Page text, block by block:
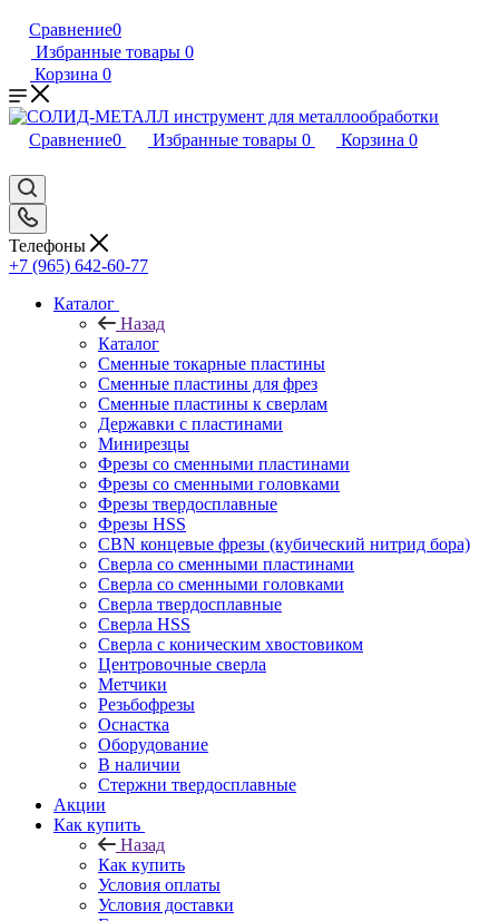
Сравнение0
Избранные товары 0
Корзина 0
Сравнение0 Избранные товары 0 Корзина 0
Телефоны
+7 (965) 642-60-77
Каталог
Назад
Каталог
Сменные токарные пластины
Сменные пластины для фрез
Сменные пластины к сверлам
Державки с пластинами
Минирезцы
Фрезы со сменными пластинами
Фрезы со сменными головками
Фрезы твердосплавные
Фрезы HSS
CBN концевые фрезы (кубический нитрид бора)
Сверла со сменными пластинами
Сверла со сменными головками
Сверла твердосплавные
Сверла HSS
Сверла с коническим хвостовиком
Центровочные сверла
Метчики
Резьбофрезы
Оснастка
Оборудование
В наличии
Стержни твердосплавные
Акции
Как купить
Назад
Как купить
Условия оплаты
Условия доставки